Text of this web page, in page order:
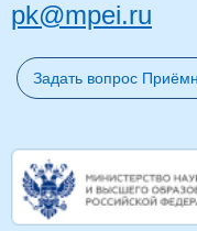
pk@mpei.ru
Задать вопрос